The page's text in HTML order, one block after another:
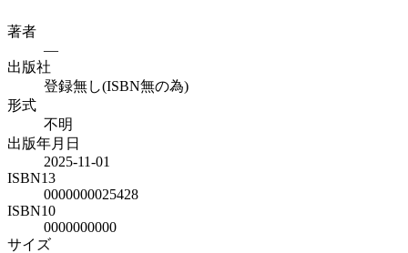
著者
—
出版社
登録無し(ISBN無の為)
形式
不明
出版年月日
2025-11-01
ISBN13
0000000025428
ISBN10
0000000000
サイズ